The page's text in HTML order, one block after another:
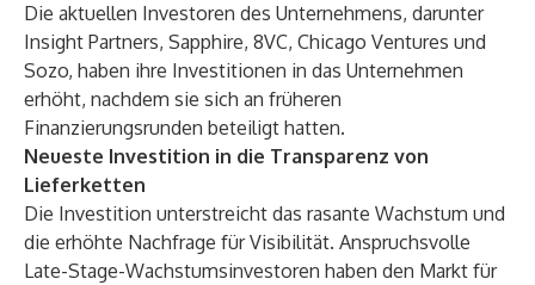
Die aktuellen Investoren des Unternehmens, darunter
Insight Partners, Sapphire, 8VC, Chicago Ventures und
Sozo, haben ihre Investitionen in das Unternehmen
erhöht, nachdem sie sich an früheren
Finanzierungsrunden beteiligt hatten.
Neueste Investition in die Transparenz von
Lieferketten
Die Investition unterstreicht das rasante Wachstum und
die erhöhte Nachfrage für Visibilität. Anspruchsvolle
Late-Stage-Wachstumsinvestoren haben den Markt für